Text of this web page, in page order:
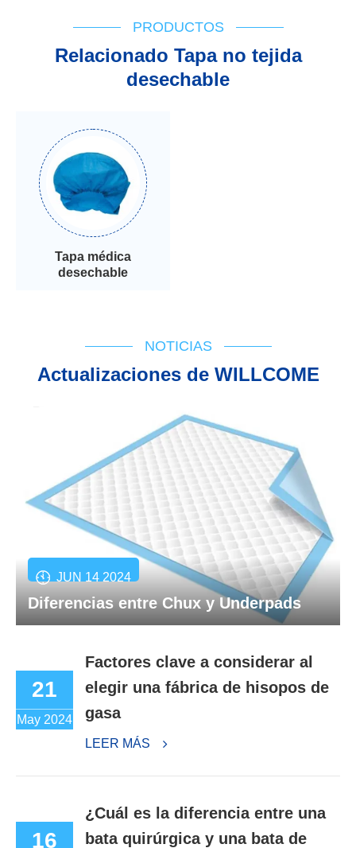
PRODUCTOS
Relacionado Tapa no tejida
desechable
Tapa médica
desechable
NOTICIAS
Actualizaciones de WILLCOME
JUN 14 2024
Diferencias entre Chux y Underpads
21
May 2024
Factores clave a considerar al
elegir una fábrica de hisopos de
gasa
LEER MÁS
16
¿Cuál es la diferencia entre una
bata quirúrgica y una bata de